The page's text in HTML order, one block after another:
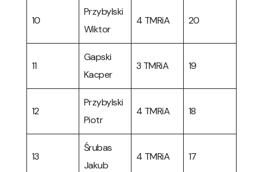
10
Przybylski
Wiktor
4 TMRiA 20
11
Gapski
Kacper
3 TMRiA 19
12
Przybylski
Piotr
4 TMRiA 18
13
Śrubas
Jakub
4 TMRiA 17